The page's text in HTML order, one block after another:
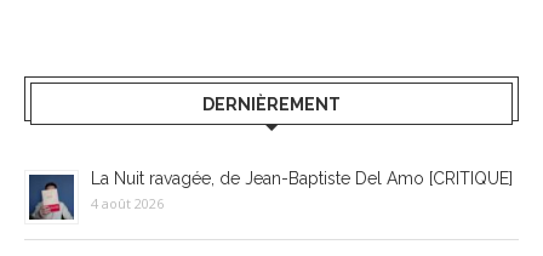
DERNIÈREMENT
La Nuit ravagée, de Jean-Baptiste Del Amo [CRITIQUE]
4 août 2026